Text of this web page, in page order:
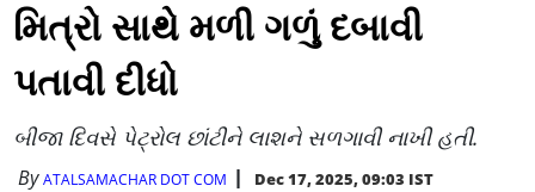
મિત્રો સાથે મળી ગળું દબાવી
પતાવી દીધો
બીજા દિવસે પેટ્રોલ છાંટીને લાશને સળગાવી નાખી હતી.
ByATALSAMACHAR DOT COM Dec 17, 2025, 09:03 IST